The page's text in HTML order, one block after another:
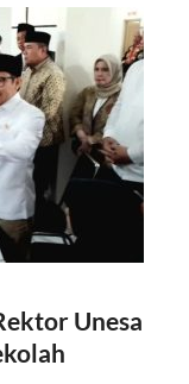
Unesa